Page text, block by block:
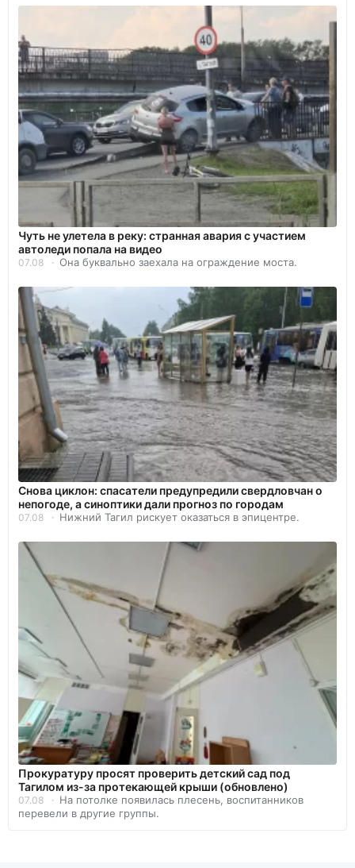
Чуть не улетела в реку: странная авария с участием
автоледи попала на видео
07.08 Она буквально заехала на ограждение моста.
Снова циклон: спасатели предупредили свердловчан о
непогоде, а синоптики дали прогноз по городам
07.08 Нижний Тагил рискует оказаться в эпицентре.
Прокуратуру просят проверить детский сад под
Тагилом из-за протекающей крыши (обновлено)
07.08
На потолке появилась плесень, воспитанников
перевели в другие группы.